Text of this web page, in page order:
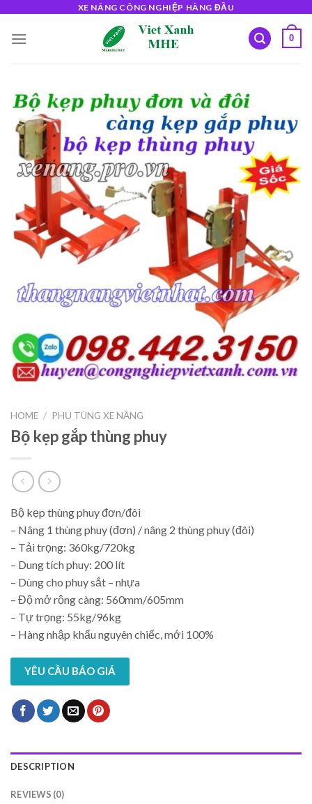
content
XE NÂNG CÔNG NGHIỆP HÀNG ĐẦU
0
HOME / PHỤ TÙNG XE NÂNG
Bộ kẹp gắp thùng phuy
Bộ kẹp thùng phuy đơn/đôi
– Nâng 1 thùng phuy (đơn) / nâng 2 thùng phuy (đôi)
– Tải trọng: 360kg/720kg
– Dung tích phuy: 200 lít
– Dùng cho phuy sắt – nhựa
– Độ mở rộng càng: 560mm/605mm
– Tự trọng: 55kg/96kg
– Hàng nhập khẩu nguyên chiếc, mới 100%
YÊU CẦU BÁO GIÁ
DESCRIPTION
REVIEWS (0)